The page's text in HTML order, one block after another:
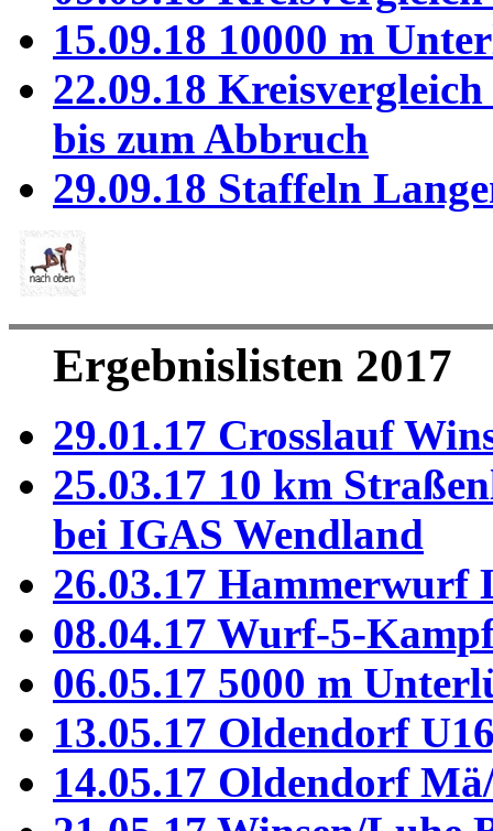
15.09.18 10000 m
22.09.18
bis zum Abbruch
29.09.18 Staffeln
Ergebnislisten 2017
29.01.17 Crosslauf
25.03.17 10 km
bei IGAS Wendland
26.03.17 Hammerwurf
08.04.17 Wurf-5-
06.05.17 5000 m
13.05.17 Oldendorf
14.05.17 Oldendorf